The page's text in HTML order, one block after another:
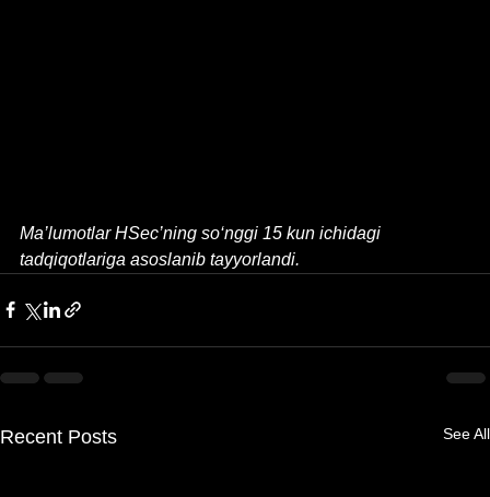
Ma’lumotlar HSec’ning so‘nggi 15 kun ichidagi
tadqiqotlariga asoslanib tayyorlandi.
Recent Posts See All